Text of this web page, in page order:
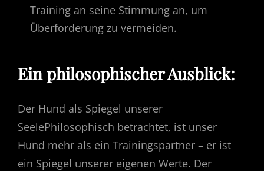
Training an seine Stimmung an, um
Überforderung zu vermeiden.
Ein philosophischer Ausblick:
Der Hund als Spiegel unserer
SeelePhilosophisch betrachtet, ist unser
Hund mehr als ein Trainingspartner – er ist
ein Spiegel unserer eigenen Werte. Der